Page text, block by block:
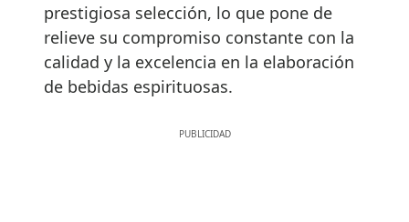
prestigiosa selección, lo que pone de
relieve su compromiso constante con la
calidad y la excelencia en la elaboración
de bebidas espirituosas.